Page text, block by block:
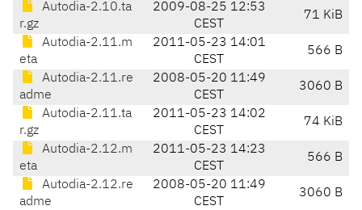
Autodia-2.10.ta
r.gz
2009-08-25 12:53
CEST
71 KiB
Autodia-2.11.m
eta
2011-05-23 14:01
CEST
566 B
Autodia-2.11.re
adme
2008-05-20 11:49
CEST
3060 B
Autodia-2.11.ta
r.gz
2011-05-23 14:02
CEST
74 KiB
Autodia-2.12.m
eta
2011-05-23 14:23
CEST
566 B
Autodia-2.12.re
adme
2008-05-20 11:49
CEST
3060 B